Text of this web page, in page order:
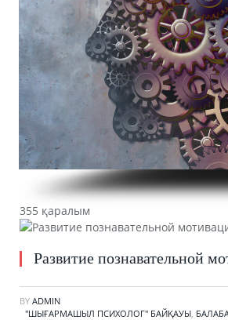
355 қаралым
Развитие познавательной
BY ADMIN
"ШЫҒАРМАШЫЛ ПСИХОЛОГ" БАЙҚАУЫ